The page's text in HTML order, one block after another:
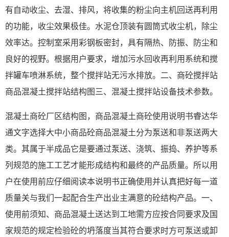
有自动收尘、去湿、排风，将收集的粉尘向主机回送再利用
的功能，收尘效果极佳。水泥仓顶装有圆筒式收尘机，除尘
效率达。控制室采用彩钢板密封，具有隔热、防振、防尘和
良好的视野。根据用户要求，增加污水回收再利用系统和搅
拌罐车喷淋系统，整个搅拌站无污水排放。二、商砼搅拌站
商品混凝土搅拌站结构图三、混凝土搅拌站设备技术参数。
混凝土商砼厂区结构图，商品混凝土商砼使用说明书睿达华
通文字选择大中小商品砼商品混凝土分为泵送和非泵送两大
类。其属于半成品它是要通过泵送、浇筑、振捣、养护等系
列规范的施工工艺才能形成结构和最终的产品质量。所以用
户在使用前应仔细阅读本说明书正确使用并认真把好每一道
质量关与我们一起配合生产出业主满意的砼结构产品。一、
使用前须知、商品混凝土送达到工地需方应按合同要求及国
家规范的规定检验砼的坍落度当其符合要求时方可泵送或卸